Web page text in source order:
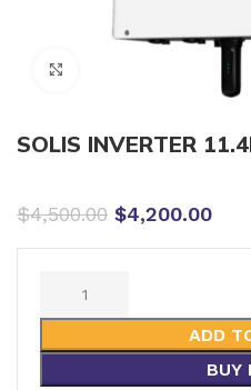
SOLIS INVERTER
$4,500.00 $4,200.00
ADD
BUY